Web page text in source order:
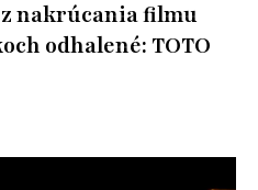
nakrúcania filmu
odhalené: TOTO